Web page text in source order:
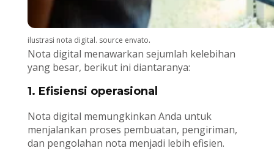
ilustrasi nota digital. source envato.
Nota digital menawarkan sejumlah kelebihan
yang besar, berikut ini diantaranya:
1. Efisiensi operasional
Nota digital memungkinkan Anda untuk
menjalankan proses pembuatan, pengiriman,
dan pengolahan nota menjadi lebih efisien.